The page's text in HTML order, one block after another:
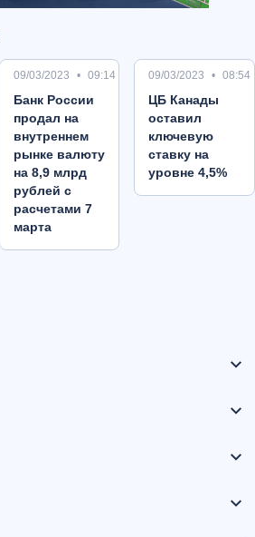
09/03/2023 09:14
Банк России
продал на
внутреннем
рынке валюту
на 8,9 млрд
рублей с
расчетами 7
марта
09/03/2023 08:54
ЦБ Канады
оставил
ключевую
ставку на
уровне 4,5%